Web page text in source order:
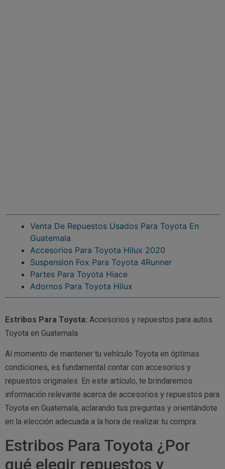
Venta De Repuestos Usados Para Toyota En
Guatemala
Accesorios Para Toyota Hilux 2020
Suspension Fox Para Toyota 4Runner
Partes Para Toyota Hiace
Adornos Para Toyota Hilux
Estribos Para Toyota: Accesorios y repuestos para autos
Toyota en Guatemala
Al momento de mantener tu vehículo Toyota en óptimas
condiciones, es fundamental contar con accesorios y
repuestos originales. En este artículo, te brindaremos
información relevante acerca de accesorios y repuestos para
Toyota en Guatemala, aclarando tus preguntas y orientándote
en la elección adecuada a la hora de realizar tu compra.
Estribos Para Toyota ¿Por
qué elegir repuestos y